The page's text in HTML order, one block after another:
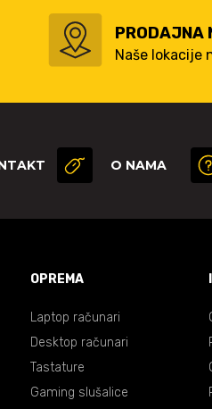
PRODAJNA
Naše lokacije
O NAMA
OPREMA
Laptop računari
Desktop računari
Tastature
Gaming slušalice